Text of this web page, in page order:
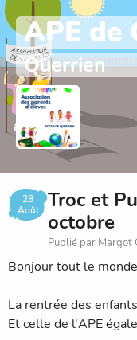
APE de
Querrien
28
Août
Troc et
octobre
Publié par Margot
Bonjour tout le
La rentrée des
Et celle de l'APE